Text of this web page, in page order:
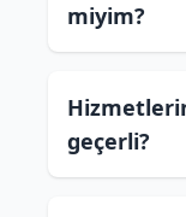
miyim?
geçerli?